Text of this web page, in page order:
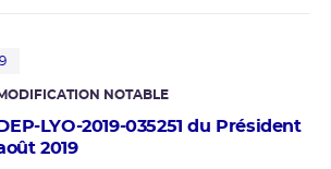
NOTABLE
LYO-2019-035251 du Président
2019